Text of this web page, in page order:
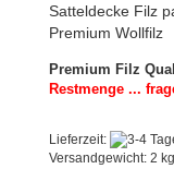
Satteldecke Filz
Premium Wollfilz
Premium Filz
Restmenge ...
Lieferzeit:
Versandgewicht: 2